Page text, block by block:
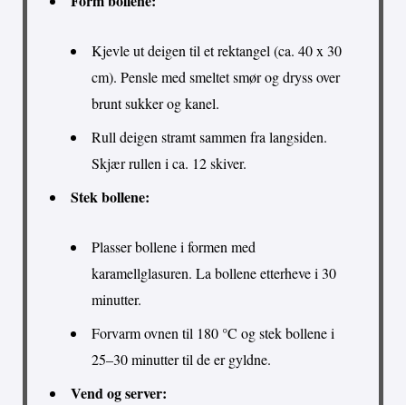
Kjevle ut deigen til et rektangel (ca. 40 x 30
cm). Pensle med smeltet smør og dryss over
brunt sukker og kanel.
Rull deigen stramt sammen fra langsiden.
Skjær rullen i ca. 12 skiver.
Stek bollene:
Plasser bollene i formen med
karamellglasuren. La bollene etterheve i 30
minutter.
Forvarm ovnen til 180 °C og stek bollene i
25–30 minutter til de er gyldne.
Vend og server: